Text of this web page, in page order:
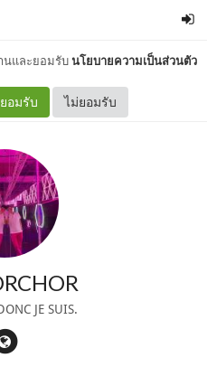
นและยอมรับนโยบายความเป็นส่วนตัว
ยอมรับ ไม่ยอมรับ
JE SUIS.